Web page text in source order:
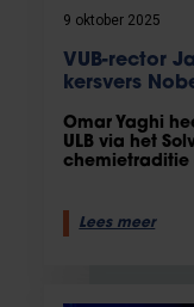
9 oktober 2025
VUB-rector
kersvers
Omar Yaghi
ULB via het
chemietraditie
Lees meer